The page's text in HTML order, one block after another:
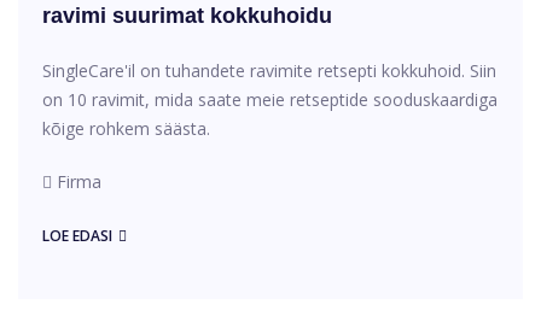
ravimi suurimat kokkuhoidu
SingleCare'il on tuhandete ravimite retsepti kokkuhoid. Siin
on 10 ravimit, mida saate meie retseptide sooduskaardiga
kõige rohkem säästa.
Firma
LOE EDASI